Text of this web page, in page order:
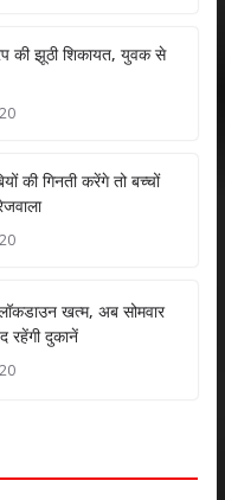
e
की झूठी शिकायत, युवक से
की गिनती करेंगे तो बच्चों
खत्म, अब सोमवार
रहेंगी दुकानें